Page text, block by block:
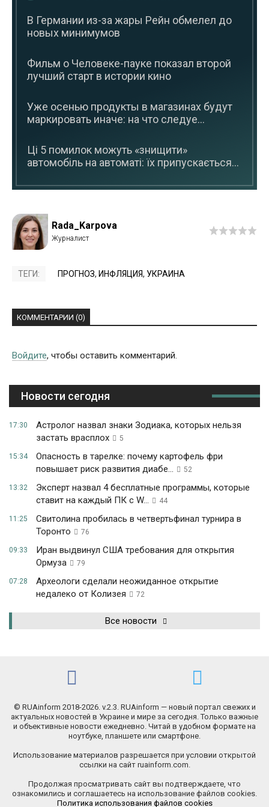
В Германии из-за жары Рейн обмелел до
новых минимумов
Фильм о Человеке-пауке показал второй
лучший старт в истории кино
Уже осенью продукты в магазинах будут
маркировать иначе: на что следуе...
Ці 5 помилок можуть «знищити»
автомобіль на автоматі: їх припускається...
Rada_Karpova
ТЕГИ: ПРОГНОЗ, ИНФЛЯЦИЯ, УКРАИНА
КОММЕНТАРИИ (0)
Войдите, чтобы оставить комментарий.
Новости сегодня
17:30
Астролог назвал знаки Зодиака, которых нельзя
застать врасплох
5
15:34
Опасность в тарелке: почему картофель фри
повышает риск развития диабе...
52
13:32
Эксперт назвал 4 бесплатные программы, которые
ставит на каждый ПК с W...
44
11:25
Свитолина пробилась в четвертьфинал турнира в
Торонто
76
09:33
Иран выдвинул США требования для открытия
Ормуза
79
07:28
Археологи сделали неожиданное открытие
недалеко от Колизея
72
Все новости
© RUAinform 2018-2026. v.2.3. RUAinform — новый портал свежих и
актуальных новостей в Украине и мире за сегодня. Только важные
и объективные новости ежедневно. Читай в удобном формате на
ноутбуке, планшете или смартфоне.
Использование материалов разрешается при условии открытой
ссылки на сайт ruainform.com.
Продолжая просматривать сайт вы подтверждаете, что
ознакомились и соглашаетесь на использование файлов cookies.
Политика использования файлов cookies